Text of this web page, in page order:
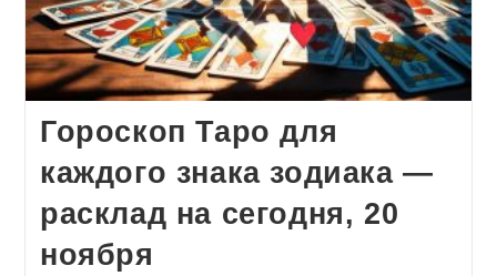
Гороскоп Таро для
каждого знака зодиака —
расклад на сегодня, 20
ноября